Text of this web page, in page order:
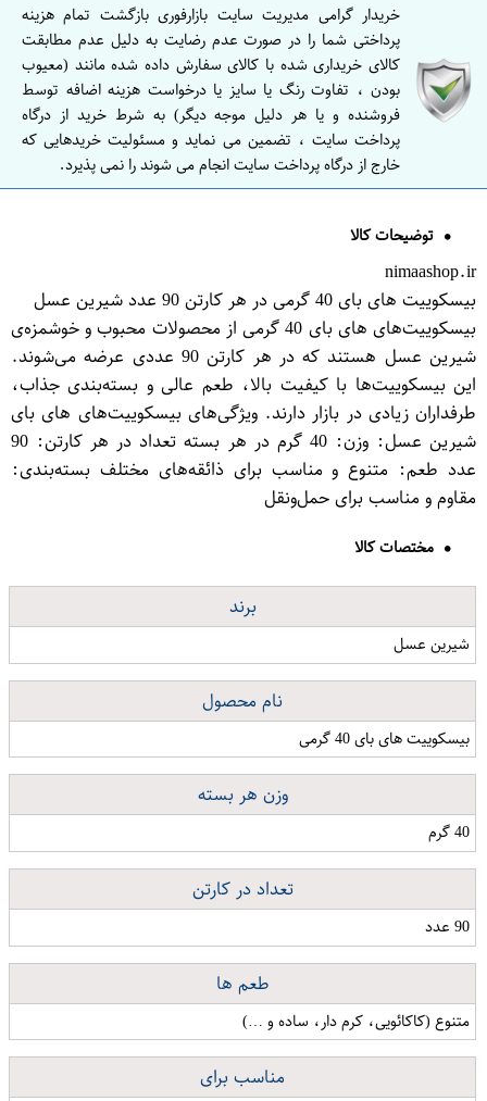
خریدار گرامی مدیریت سایت بازارفوری بازگشت تمام هزینه
پرداختی شما را در صورت عدم رضایت به دلیل عدم مطابقت
کالای خریداری شده با کالای سفارش داده شده مانند (معیوب
بودن ، تفاوت رنگ یا سایز یا درخواست هزینه اضافه توسط
فروشنده و یا هر دلیل موجه دیگر) به شرط خرید از درگاه
پرداخت سایت ، تضمین می نماید و مسئولیت خریدهایی که
خارج از درگاه پرداخت سایت انجام می شوند را نمی پذیرد.
توضیحات کالا
nimaashop.ir
بیسکوییت های بای 40 گرمی در هر کارتن 90 عدد شیرین عسل
بیسکوییت‌های های بای 40 گرمی از محصولات محبوب و خوشمزه‌ی
شیرین عسل هستند که در هر کارتن 90 عددی عرضه می‌شوند.
این بیسکوییت‌ها با کیفیت بالا، طعم عالی و بسته‌بندی جذاب،
طرفداران زیادی در بازار دارند. ویژگی‌های بیسکوییت‌های های بای
شیرین عسل: وزن: 40 گرم در هر بسته تعداد در هر کارتن: 90
عدد طعم: متنوع و مناسب برای ذائقه‌های مختلف بسته‌بندی:
مقاوم و مناسب برای حمل‌ونقل
مختصات کالا
برند
شیرین عسل
نام محصول
بیسکوییت های بای 40 گرمی
وزن هر بسته
40 گرم
تعداد در کارتن
90 عدد
طعم ها
متنوع (کاکائویی، کرم دار، ساده و …)
مناسب برای